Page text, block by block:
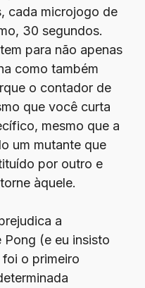
cada microjogo de
30 segundos.
para não apenas
como também
o contador de
que você curta
mesmo que a
um mutante que
por outro e
àquele.
a
Pong (e eu insisto
o primeiro